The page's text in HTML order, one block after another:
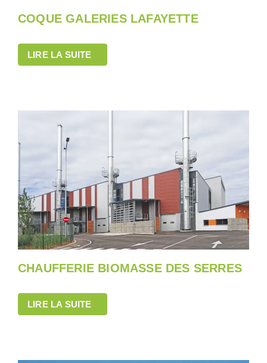
COQUE GALERIES LAFAYETTE
LIRE LA SUITE
CHAUFFERIE BIOMASSE DES SERRES
LIRE LA SUITE